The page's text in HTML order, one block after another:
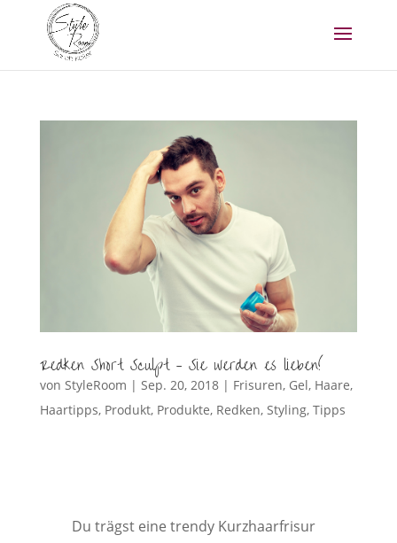
Redken Short Sculpt – Sie werden es lieben!
von StyleRoom | Sep. 20, 2018| Frisuren, Gel, Haare,
Haartipps, Produkt, Produkte, Redken, Styling, Tipps
Du trägst eine trendy Kurzhaarfrisur